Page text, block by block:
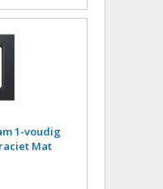
1-voudig
Mat